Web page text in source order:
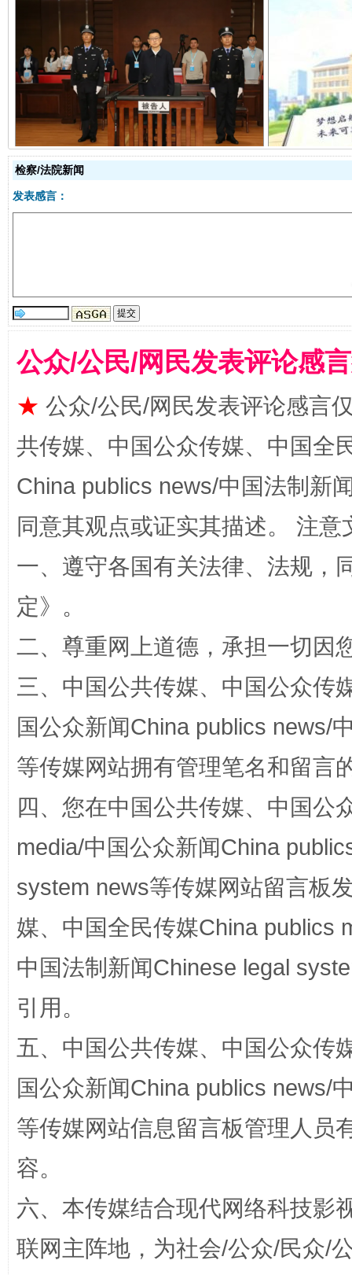
受贿1.44亿！段成刚被判无期 从幼
阿坝州三大球赛在茂县开幕 规模
“蜀中异人”王建安的艺术幻境
检察/法院新闻
发表感言：
公众/公民/网民发表评论感
★ 公众/公民/网民发表评论感言
共传媒、中国公众传媒、中国全
China publics news/中国法制新
同意其观点或证实其描述。 注
一、遵守各国有关法律、法规，
定》。
二、尊重网上道德，承担一切因
三、中国公共传媒、中国公众传
国公众新闻China publics news/
等传媒网站拥有管理笔名和留言
四、您在中国公共传媒、中国公
media/中国公众新闻China
system news等传媒网站留言板
媒、中国全民传媒China publics
中国法制新闻Chinese legal
引用。
五、中国公共传媒、中国公众传
国公众新闻China publics news/
等传媒网站信息留言板管理人员
容。
六、本传媒结合现代网络科技影
联网主阵地，为社会/公众/民众/